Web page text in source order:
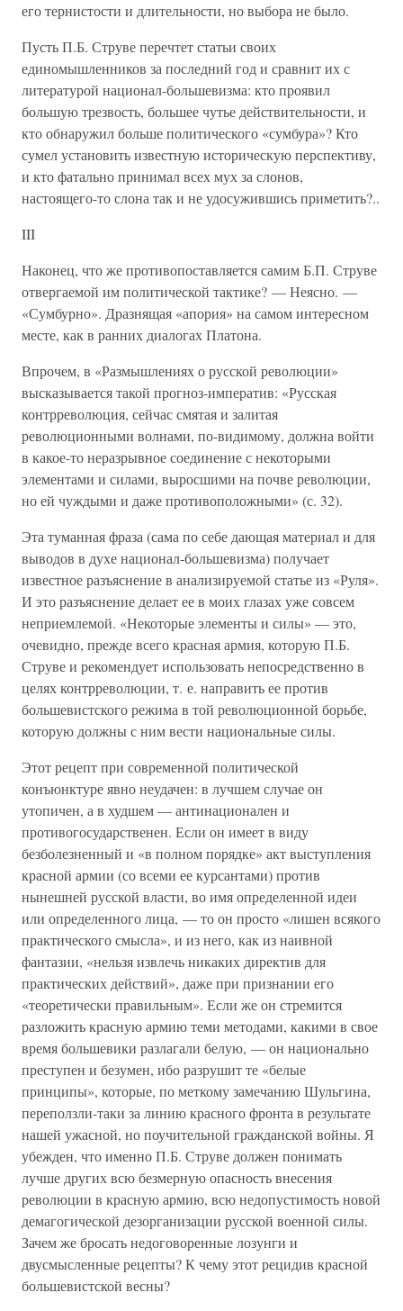
его тернистости и длительности, но выбора не было.
Пусть П.Б. Струве перечтет статьи своих
единомышленников за последний год и сравнит их с
литературой национал-большевизма: кто проявил
большую трезвость, большее чутье действительности, и
кто обнаружил больше политического «сумбура»? Кто
сумел установить известную историческую перспективу,
и кто фатально принимал всех мух за слонов,
настоящего-то слона так и не удосужившись приметить?..
III
Наконец, что же противопоставляется самим Б.П. Струве
отвергаемой им политической тактике? — Неясно. —
«Сумбурно». Дразнящая «апория» на самом интересном
месте, как в ранних диалогах Платона.
Впрочем, в «Размышлениях о русской революции»
высказывается такой прогноз-императив: «Русская
контрреволюция, сейчас смятая и залитая
революционными волнами, по-видимому, должна войти
в какое-то неразрывное соединение с некоторыми
элементами и силами, выросшими на почве революции,
но ей чуждыми и даже противоположными» (с. 32).
Эта туманная фраза (сама по себе дающая материал и для
выводов в духе национал-большевизма) получает
известное разъяснение в анализируемой статье из «Руля».
И это разъяснение делает ее в моих глазах уже совсем
неприемлемой. «Некоторые элементы и силы» — это,
очевидно, прежде всего красная армия, которую П.Б.
Струве и рекомендует использовать непосредственно в
целях контрреволюции, т. е. направить ее против
большевистского режима в той революционной борьбе,
которую должны с ним вести национальные силы.
Этот рецепт при современной политической
конъюнктуре явно неудачен: в лучшем случае он
утопичен, а в худшем — антинационален и
противогосударственен. Если он имеет в виду
безболезненный и «в полном порядке» акт выступления
красной армии (со всеми ее курсантами) против
нынешней русской власти, во имя определенной идеи
или определенного лица, — то он просто «лишен всякого
практического смысла», и из него, как из наивной
фантазии, «нельзя извлечь никаких директив для
практических действий», даже при признании его
«теоретически правильным». Если же он стремится
разложить красную армию теми методами, какими в свое
время большевики разлагали белую, — он национально
преступен и безумен, ибо разрушит те «белые
принципы», которые, по меткому замечанию Шульгина,
переползли-таки за линию красного фронта в результате
нашей ужасной, но поучительной гражданской войны. Я
убежден, что именно П.Б. Струве должен понимать
лучше других всю безмерную опасность внесения
революции в красную армию, всю недопустимость новой
демагогической дезорганизации русской военной силы.
Зачем же бросать недоговоренные лозунги и
двусмысленные рецепты? К чему этот рецидив красной
большевистской весны?